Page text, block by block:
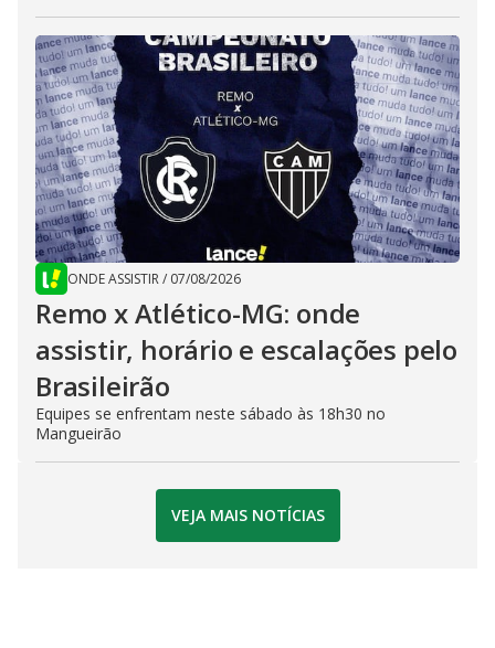
ONDE ASSISTIR/ 07/08/2026
Remo x Atlético-MG: onde
assistir, horário e escalações pelo
Brasileirão
Equipes se enfrentam neste sábado às 18h30 no
Mangueirão
VEJA MAIS NOTÍCIAS